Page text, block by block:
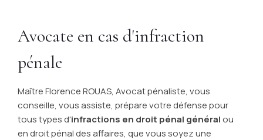
Avocate en cas d'infraction
pénale
Maître Florence ROUAS, Avocat pénaliste, vous
conseille, vous assiste, prépare votre défense pour
tous types d'infractions en droit pénal général ou
en droit pénal des affaires, que vous soyez une